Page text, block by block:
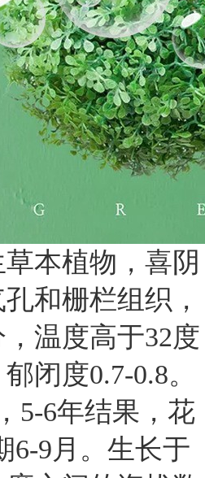
本植物，喜阴
和栅栏组织，
温度高于32度
闭度0.7-0.8。
5-6年结果，花
6-9月。生长于